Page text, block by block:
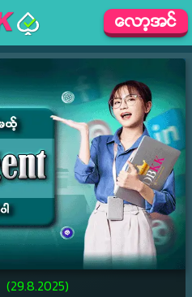
ေလာ့အင္
(29.8.2025)